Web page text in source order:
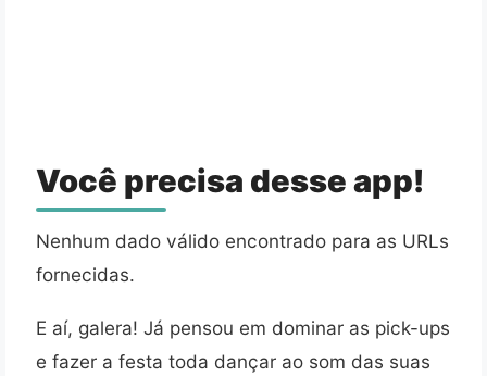
Você precisa desse app!
Nenhum dado válido encontrado para as URLs
fornecidas.
E aí, galera! Já pensou em dominar as pick-ups
e fazer a festa toda dançar ao som das suas